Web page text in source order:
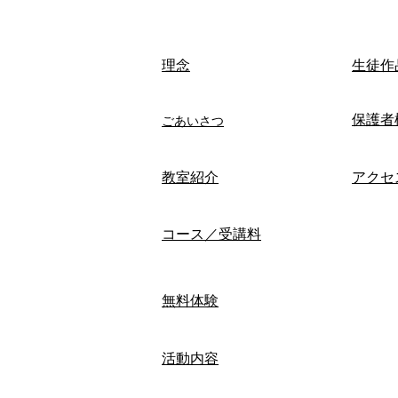
​理念
ごあいさつ
​教室紹介
生徒作
保護者
アク
コース／受講料
無料体験
活動内容